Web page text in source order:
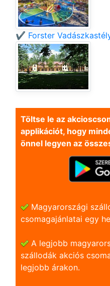
✔️ Forster
Töltse le az
applikációt, hogy
önnel legyen az
Magyarországi
csomagajánlatai egy
A legjobb
szállodák akciós
legjobb árakon.